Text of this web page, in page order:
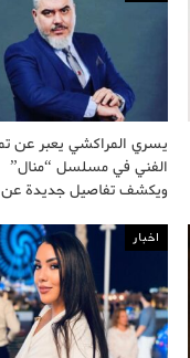
يسري المراكشي يعبر عن
الفني في مسلسل “منال”
ويكشف تفاصيل جديدة
اخبار